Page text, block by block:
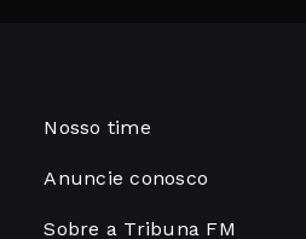
Nosso time
Anuncie conosco
Sobre a Tribuna FM